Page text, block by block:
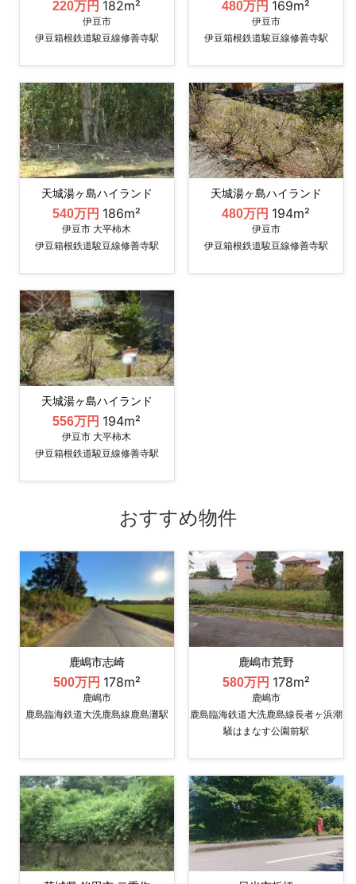
220万円 182m²
伊豆市
伊豆箱根鉄道駿豆線修善寺駅
480万円 169m²
伊豆市
伊豆箱根鉄道駿豆線修善寺駅
天城湯ヶ島ハイランド
540万円 186m²
伊豆市 大平柿木
伊豆箱根鉄道駿豆線修善寺駅
天城湯ヶ島ハイランド
480万円 194m²
伊豆市
伊豆箱根鉄道駿豆線修善寺駅
天城湯ヶ島ハイランド
556万円 194m²
伊豆市 大平柿木
伊豆箱根鉄道駿豆線修善寺駅
おすすめ物件
鹿嶋市志崎
500万円 178m²
鹿嶋市
鹿島臨海鉄道大洗鹿島線鹿島灘駅
鹿嶋市荒野
580万円 178m²
鹿嶋市
鹿島臨海鉄道大洗鹿島線長者ヶ浜潮
騒はまなす公園前駅